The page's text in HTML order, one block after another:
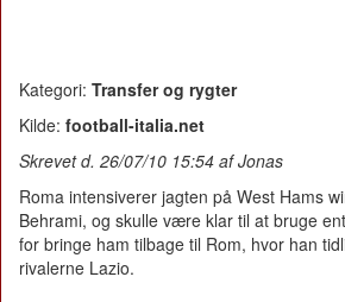
Kategori: Transfer og rygter
Kilde: football-italia.net
Skrevet d. 26/07/10 15:54 af Jonas
Roma intensiverer jagten på West Hams
Behrami, og skulle være klar til at bruge
for bringe ham tilbage til Rom, hvor han
rivalerne Lazio.